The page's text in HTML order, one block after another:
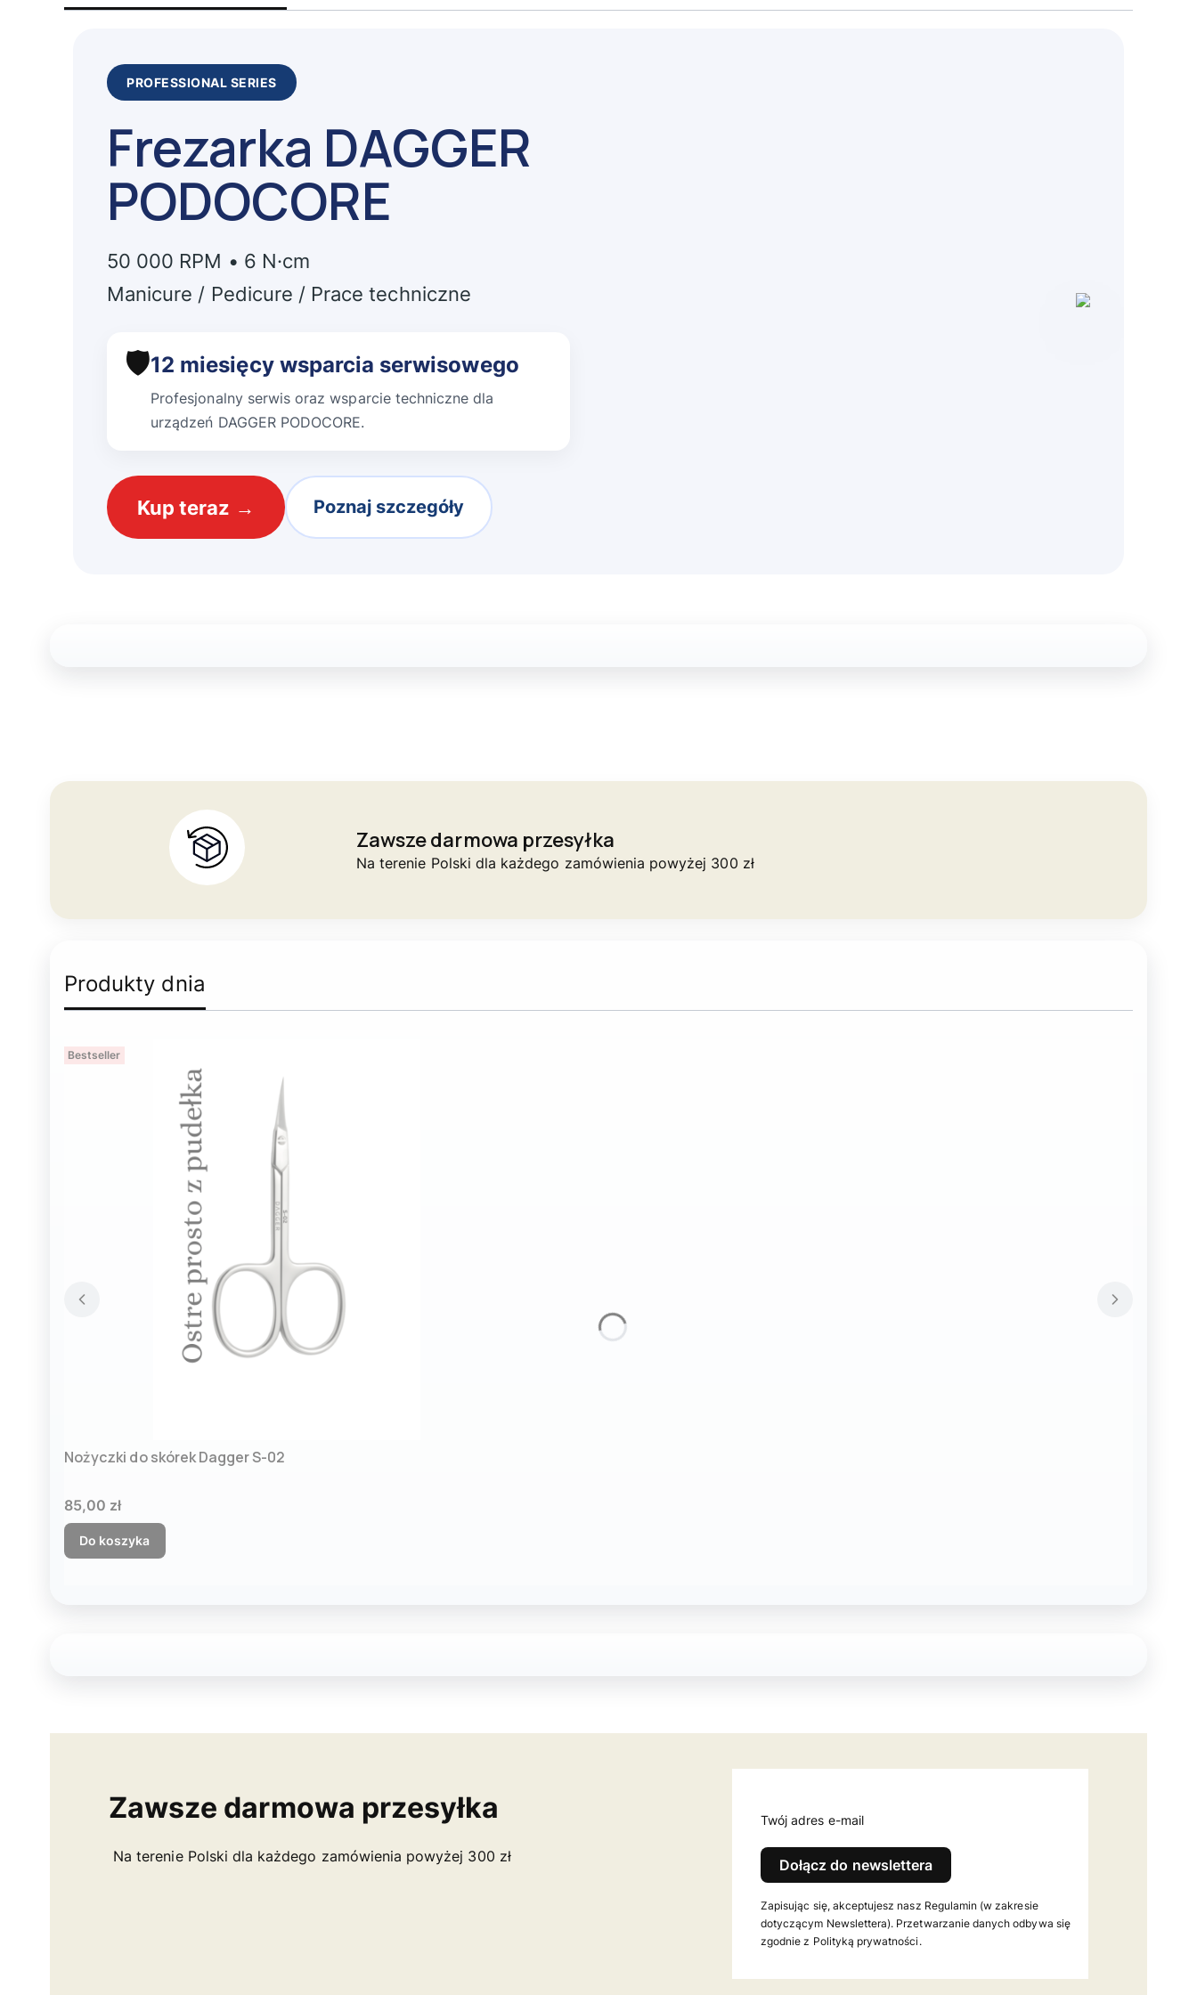
PROFESSIONAL SERIES
Frezarka DAGGER
PODOCORE
50 000 RPM • 6 N·cm
Manicure / Pedicure / Prace techniczne
🛡️12 miesięcy wsparcia serwisowego
Profesjonalny serwis oraz wsparcie techniczne dla
urządzeń DAGGER PODOCORE.
Kup teraz → Poznaj szczegóły
Zawsze darmowa przesyłka
Na terenie Polski dla każdego zamówienia powyżej 300 zł
Produkty dnia
Bestseller
Nożyczki do skórek Dagger S-02
Cena
85,00 zł
Do koszyka
Zawsze darmowa przesyłka
Na terenie Polski dla każdego zamówienia powyżej 300 zł
Twój adres e-mail
Dołącz do newslettera
Zapisując się, akceptujesz nasz Regulamin (w zakresie
dotyczącym Newslettera). Przetwarzanie danych odbywa się
zgodnie z Polityką prywatności.